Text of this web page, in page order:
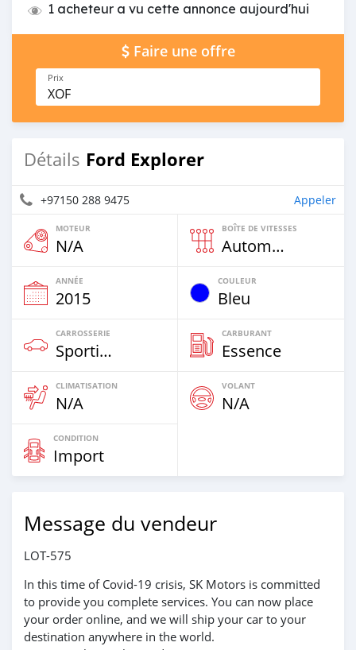
1 acheteur a vu cette annonce aujourd'hui
Faire une offre
Prix
XOF
Détails Ford Explorer
+97150 288 9475 Appeler
MOTEUR
N/A
BOÎTE DE VITESSES
Automatique
ANNÉE
2015
COULEUR
Bleu
CARROSSERIE
Sportive‒Coupé
CARBURANT
Essence
CLIMATISATION
N/A
VOLANT
N/A
CONDITION
Import
Message du vendeur
LOT-575
In this time of Covid-19 crisis, SK Motors is committed
to provide you complete services. You can now place
your order online, and we will ship your car to your
destination anywhere in the world.